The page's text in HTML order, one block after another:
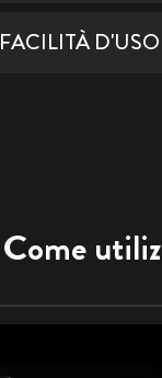
FACILITÀ D'USO
Come